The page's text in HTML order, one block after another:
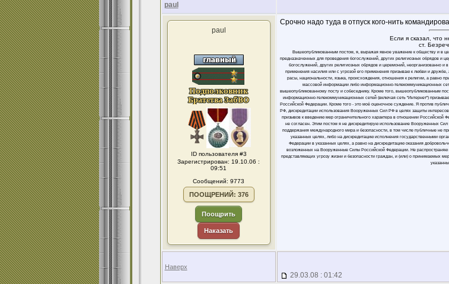
paul
paul
ID пользователя #3
Зарегистрирован: 19.10.06 :
09:51
Сообщений: 9773
ПООЩРЕНИЙ: 376
Поощрить
Наказать
Срочно надо туда в отпуск кого-нить
Если я сказал, что
ст.
Вышеопубликованным постом, я, выражая явное уважение к обществу и в
предназначенных для проведения богослужений, других религиозных обрядов и
богослужений, других религиозных обрядов и церемоний, неорганизованно и
применения насилия или с угрозой его применения призываю к любви и
расы, национальности, языка, происхождения, отношения к религии, а равно
массовой информации либо информационно-телекоммуникационных
вышеопубликованному посту и собеседнику. Кроме того, вышеопубликованным
информационно-телекоммуникационных сетей (включая сеть "Интернет")
Российской Федерации. Кроме того - это моё оценочное суждение. Я против
РФ, дискредитации использования Вооруженных Сил РФ в целях защиты
призывов к введению мер ограничительного характера в отношении Российской
не согласен. Этим постом я не дискредитирую использование Вооруженных
поддержания международного мира и безопасности, в том числе публичные не
указанных целях, либо на дискредитацию исполнения государственными
Федерации в указанных целях, а равно на дискредитацию оказания
возложенных на Вооруженные Силы Российской Федерации. Не
представляющих угрозу жизни и безопасности граждан, и (или) о принимаемых
Наверх
29.03.08 : 01:42